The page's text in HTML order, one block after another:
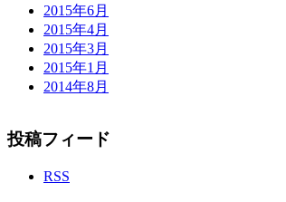
2015年6月
2015年4月
2015年3月
2015年1月
2014年8月
投稿フィード
RSS